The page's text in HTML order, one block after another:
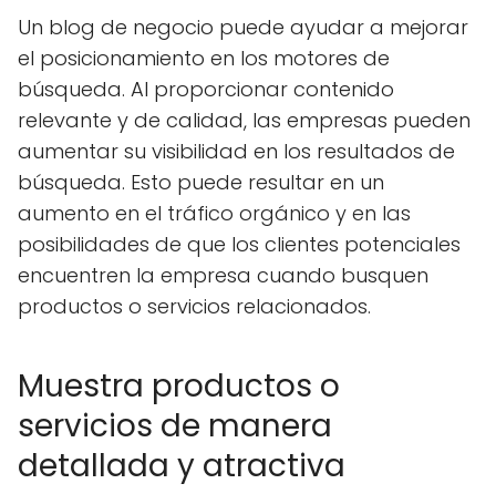
Un blog de negocio puede ayudar a mejorar
el posicionamiento en los motores de
búsqueda. Al proporcionar contenido
relevante y de calidad, las empresas pueden
aumentar su visibilidad en los resultados de
búsqueda. Esto puede resultar en un
aumento en el tráfico orgánico y en las
posibilidades de que los clientes potenciales
encuentren la empresa cuando busquen
productos o servicios relacionados.
Muestra productos o
servicios de manera
detallada y atractiva